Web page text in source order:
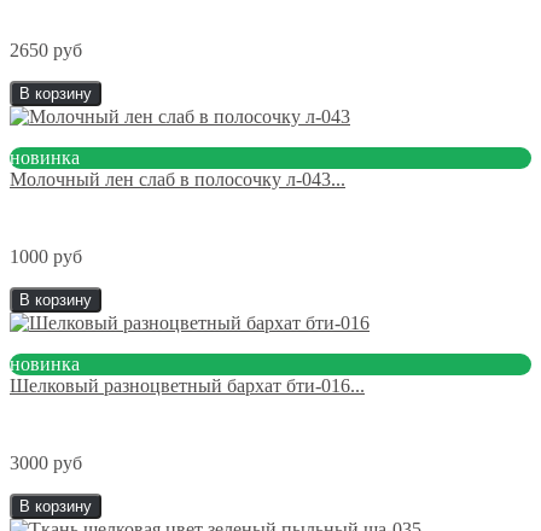
2650 руб
В корзину
новинка
Молочный лен слаб в полосочку л-043...
1000 руб
В корзину
новинка
Шелковый разноцветный бархат бти-016...
3000 руб
В корзину